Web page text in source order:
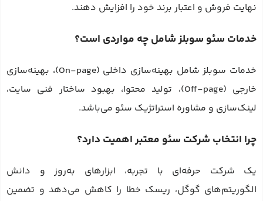
نهایت فروش و اعتبار برند خود را افزایش دهند.
خدمات سئو سوبلز شامل چه مواردی است؟
خدمات سوبلز شامل بهینه‌سازی داخلی (On-page)، بهینه‌سازی
خارجی (Off-page)، تولید محتوا، بهبود ساختار فنی سایت،
لینک‌سازی و مشاوره استراتژیک سئو می‌باشد.
چرا انتخاب شرکت سئو معتبر اهمیت دارد؟
یک شرکت حرفه‌ای با تجربه، ابزارهای به‌روز و دانش
الگوریتم‌های گوگل، ریسک خطا را کاهش می‌دهد و تضمین